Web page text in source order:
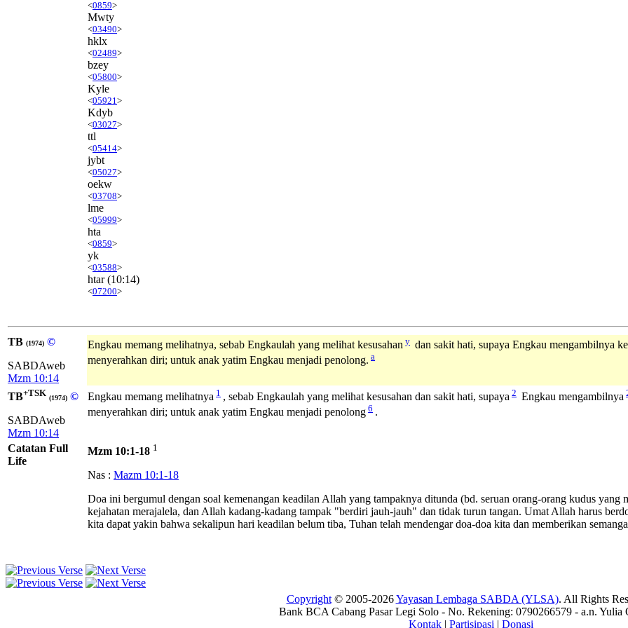
<0859>
Mwty
<03490>
hklx
<02489>
bzey
<05800>
Kyle
<05921 >
Kdyb
<03027>
ttl
<05414>
jybt
<05027>
oekw
<03708>
lme
<05999>
hta
<0859>
yk
<03588>
htar(10:14)
<07200>
TB (1974) ©
SABDAweb
Mzm 10:14
Engkau memang melihatnya, sebab Engkaulah yang melihat kesusahan y dan sakit hati, supaya Engkau mengambilnya
menyerahkan diri; untuk anak yatim Engkau menjadi penolong. a
TB+TSK (1974) ©
SABDAweb
Mzm 10:14
Engkau memang melihatnya 1 , sebab Engkaulah yang melihat kesusahan dan sakit hati, supaya 2 Engkau mengambilnya
menyerahkan diri; untuk anak yatim Engkau menjadi penolong 6 .
Catatan Full
Life
Mzm 10:1-18 1
Nas : Mazm 10:1-18
Doa ini bergumul dengan soal kemenangan keadilan Allah yang tampaknya ditunda (bd. seruan orang-orang kudus yang
kejahatan merajalela, dan Allah kadang-kadang tampak "berdiri jauh-jauh" dan tidak turun tangan. Umat Allah harus
kita dapat yakin bahwa sekalipun hari keadilan belum tiba, Tuhan telah mendengar doa-doa kita dan memberikan
Copyright© 2005-2026Yayasan Lembaga SABDA (YLSA). All Rights
Bank BCA Cabang Pasar Legi Solo - No. Rekening: 0790266579 - a.n. Yulia
Kontak | Partisipasi | Donasi